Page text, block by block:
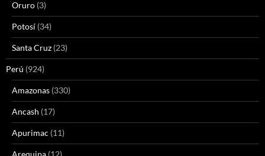
Oruro (3)
Potosí (34)
Santa Cruz (23)
Perú (924)
Amazonas (330)
Ancash (17)
Apurimac (11)
Arequipa (12)